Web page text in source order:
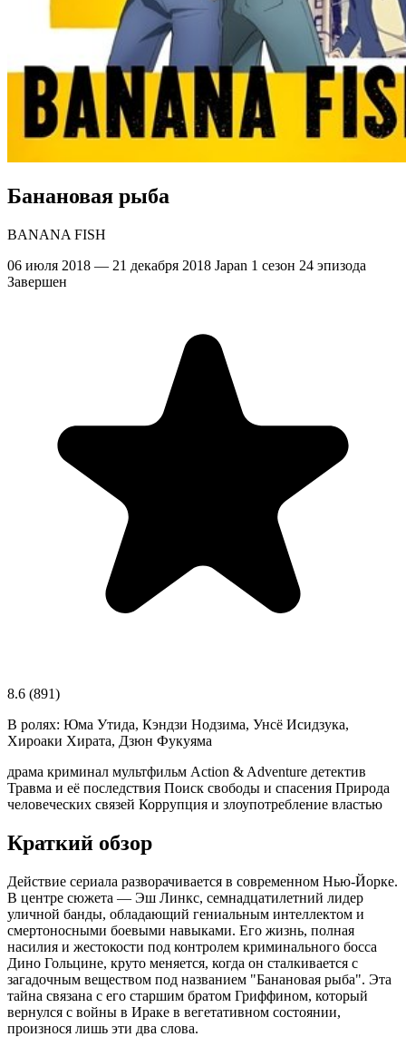
Банановая рыба
BANANA FISH
06 июля 2018 — 21 декабря 2018 Japan 1 сезон 24 эпизода
Завершен
8.6 (891)
В ролях: Юма Утида, Кэндзи Нодзима, Унсё Исидзука,
Хироаки Хирата, Дзюн Фукуяма
драма криминал мультфильм Action & Adventure детектив
Травма и её последствия Поиск свободы и спасения Природа
человеческих связей Коррупция и злоупотребление властью
Краткий обзор
Действие сериала разворачивается в современном Нью-Йорке.
В центре сюжета — Эш Линкс, семнадцатилетний лидер
уличной банды, обладающий гениальным интеллектом и
смертоносными боевыми навыками. Его жизнь, полная
насилия и жестокости под контролем криминального босса
Дино Гольцине, круто меняется, когда он сталкивается с
загадочным веществом под названием "Банановая рыба". Эта
тайна связана с его старшим братом Гриффином, который
вернулся с войны в Ираке в вегетативном состоянии,
произнося лишь эти два слова.